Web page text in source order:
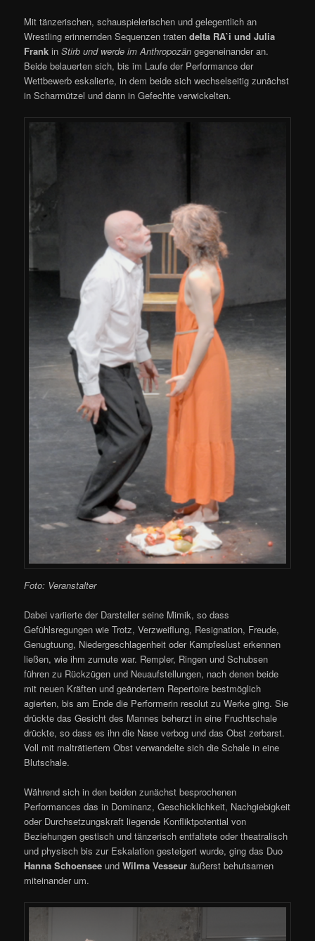
Mit tänzerischen, schauspielerischen und gelegentlich an
Wrestling erinnernden Sequenzen traten delta RA`i und Julia
Frank inStirb und werde im Anthropozän gegeneinander an.
Beide belauerten sich, bis im Laufe der Performance der
Wettbewerb eskalierte, in dem beide sich wechselseitig zunächst
in Scharmützel und dann in Gefechte verwickelten.
Foto: Veranstalter
Dabei variierte der Darsteller seine Mimik, so dass
Gefühlsregungen wie Trotz, Verzweiflung, Resignation, Freude,
Genugtuung, Niedergeschlagenheit oder Kampfeslust erkennen
ließen, wie ihm zumute war. Rempler, Ringen und Schubsen
führen zu Rückzügen und Neuaufstellungen, nach denen beide
mit neuen Kräften und geändertem Repertoire bestmöglich
agierten, bis am Ende die Performerin resolut zu Werke ging. Sie
drückte das Gesicht des Mannes beherzt in eine Fruchtschale
drückte, so dass es ihn die Nase verbog und das Obst zerbarst.
Voll mit malträtiertem Obst verwandelte sich die Schale in eine
Blutschale.
Während sich in den beiden zunächst besprochenen
Performances das in Dominanz, Geschicklichkeit, Nachgiebigkeit
oder Durchsetzungskraft liegende Konfliktpotential von
Beziehungen gestisch und tänzerisch entfaltete oder theatralisch
und physisch bis zur Eskalation gesteigert wurde, ging das Duo
Hanna Schoensee undWilma Vesseur äußerst behutsamen
miteinander um.